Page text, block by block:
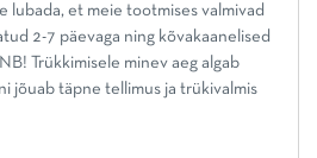
lubada, et meie tootmises valmivad
2-7 päevaga ning kõvakaanelised
Trükkimisele minev aeg algab
jõuab täpne tellimus ja trükivalmis